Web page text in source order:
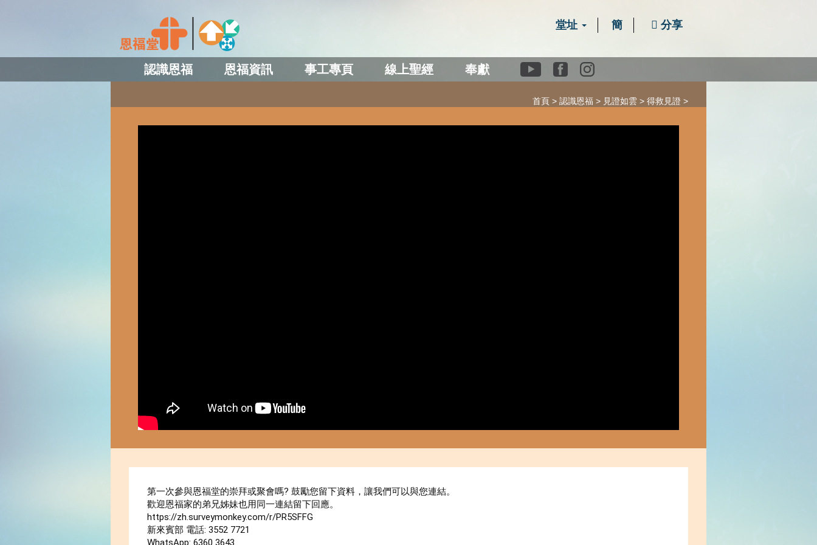
堂址 簡 分享
認識恩福 恩福資訊 事工專頁 線上聖經 奉獻
YoutubeFacebook
首頁 認識恩福 見證如雲 得救見證
第一次參與恩福堂的崇拜或聚會嗎? 鼓勵您留下資料，讓我們可以與您連結。
歡迎恩福家的弟兄姊妹也用同一連結留下回應。
https://zh.surveymonkey.com/r/PR5SFFG
新來賓部 電話: 3552 7721
WhatsApp: 6360 3643